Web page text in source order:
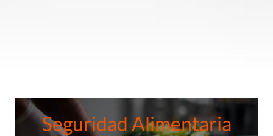
Seguridad Alimentaria